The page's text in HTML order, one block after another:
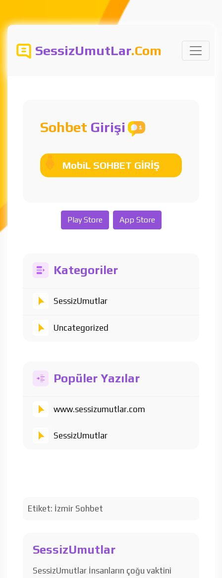
SessizUmutLar.Com
Sohbet Girişi
MobiL SOHBET GİRİŞ
Play Store App Store
Kategoriler
SessizUmutlar
Uncategorized
Popüler Yazılar
www.sessizumutlar.com
SessizUmutlar
Etiket: İzmir Sohbet
SessizUmutlar
SessizUmutlar İnsanların çoğu vaktini